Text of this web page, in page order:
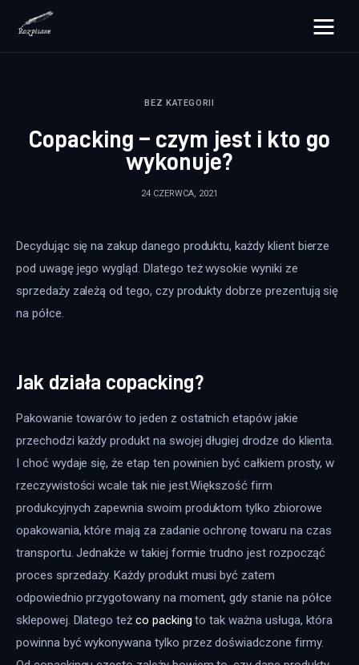
rozpisane.pl
Zdrowie
Więcej
BEZ KATEGORII
Copacking – czym jest i kto go
wykonuje?
24 CZERWCA, 2021
Decydując się na zakup danego produktu, każdy klient bierze
pod uwagę jego wygląd. Dlatego też wysokie wyniki ze
sprzedaży zależą od tego, czy produkty dobrze prezentują się
na półce.
Jak działa copacking?
Pakowanie towarów to jeden z ostatnich etapów jakie
przechodzi każdy produkt na swojej długiej drodze do klienta.
I choć wydaje się, że etap ten powinien być całkiem prosty, w
rzeczywistości wcale tak nie jest.Większość firm
produkcyjnych zapewnia swoim produktom tylko zbiorowe
opakowania, które mają za zadanie ochronę towaru na czas
transportu. Jednakże w takiej formie trudno jest rozpocząć
proces sprzedaży. Każdy produkt musi być zatem
odpowiednio przygotowany na moment, gdy stanie na półce
sklepowej. Dlatego też co packing to tak ważna usługa, która
powinna być wykonywana tylko przez doświadczone firmy.